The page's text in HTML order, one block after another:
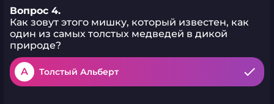
Вопрос 4.
Как зовут этого мишку, который известен, как
один из самых толстых медведей в дикой
природе?
A Толстый Альберт